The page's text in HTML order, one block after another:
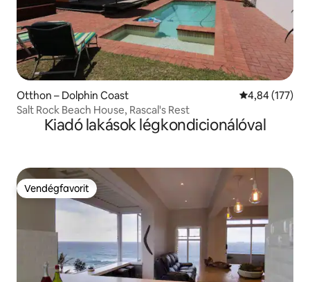
Otthon – Dolphin Coast Átlagos
4,84 (177)
Salt Rock Beach House, Rascal's Rest
Kiadó lakások légkondicionálóval
Vendégfavorit
Vendégfavorit